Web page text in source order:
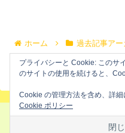
ホーム 過去記事アー
してTPとFLYやめたらSLまたハ
プライバシーと Cookie: このサ
のサイトの使用を続けると、
Cookie の管理方法を含め、詳
Cookie ポリシー